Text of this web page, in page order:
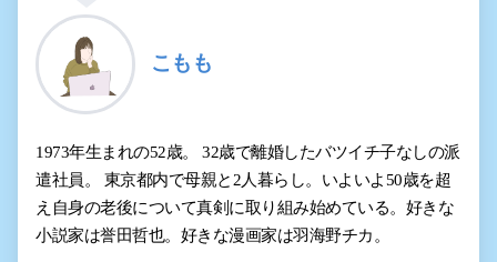
こもも
1973年生まれの52歳。 32歳で離婚したバツイチ子なしの派
遣社員。 東京都内で母親と2人暮らし。いよいよ50歳を超
え自身の老後について真剣に取り組み始めている。好きな
小説家は誉田哲也。好きな漫画家は羽海野チカ。